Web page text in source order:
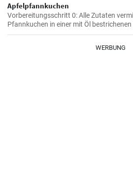
Apfelpfannkuchen
Vorbereitungsschritt 0: Alle Zutaten
Pfannkuchen in einer mit Öl
braten.
WERBUNG